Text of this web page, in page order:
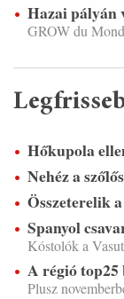
Hazai pályán
GROW du
Hőkupola
Nehéz a
Összeterelik
Spanyol
Kóstolók a
A régió
Plusz